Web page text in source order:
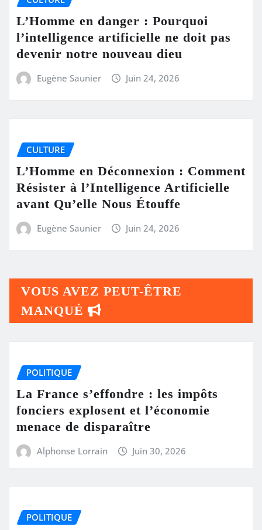
L’Homme en danger : Pourquoi
l’intelligence artificielle ne doit pas
devenir notre nouveau dieu
Eugène Saunier Juin 24, 2026
CULTURE
L’Homme en Déconnexion : Comment
Résister à l’Intelligence Artificielle
avant Qu’elle Nous Étouffe
Eugène Saunier Juin 24, 2026
VOUS AVEZ PEUT-ÊTRE
MANQUÉ
POLITIQUE
La France s’effondre : les impôts
fonciers explosent et l’économie
menace de disparaître
Alphonse Lorrain Juin 30, 2026
POLITIQUE